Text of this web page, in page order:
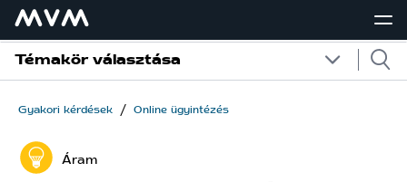
Témakör választása
Gyakori kérdések / Online ügyintézés
Áram